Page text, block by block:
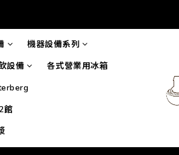
機器設備系列
設備
各式營業用冰箱
館